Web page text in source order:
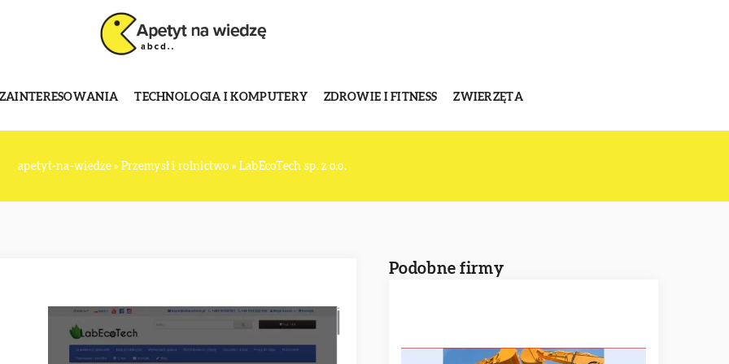
TECHNOLOGIA I KOMPUTERY ZDROWIE I FITNESS ZWIERZĘTA
apetyt-na-wiedze» Przemysł i rolnictwo » LabEcoTech sp. z o.o.
Podobne firmy